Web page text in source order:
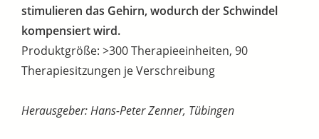
stimulieren das Gehirn, wodurch der Schwindel
kompensiert wird.
Produktgröße: >300 Therapieeinheiten, 90
Therapiesitzungen je Verschreibung
Herausgeber: Hans-Peter Zenner, Tübingen